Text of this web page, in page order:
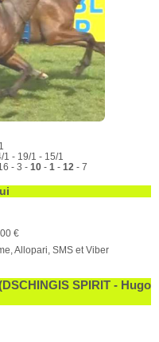
- 19/1 - 15/1
- 3 - 10 - 1 - 12 - 7
€
Allopari, SMS et Viber
SPIRIT - Hugo